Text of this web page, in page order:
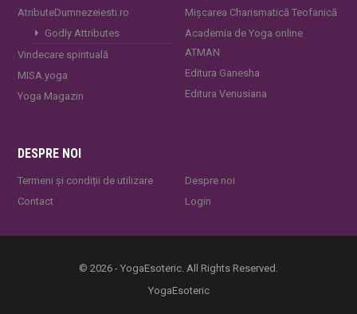
AtributeDumnezeiesti.ro
Godly Attributes
Vindecare spirituală
MISA.yoga
Yoga Magazin
Mișcarea Charismatică Teofanică
Academia de Yoga online
ATMAN
Editura Ganesha
Editura Venusiana
DESPRE NOI
Termeni și condiții de utilizare
Contact
Despre noi
Login
© 2026 - YogaEsoteric. All Rights Reserved.
YogaEsoteric